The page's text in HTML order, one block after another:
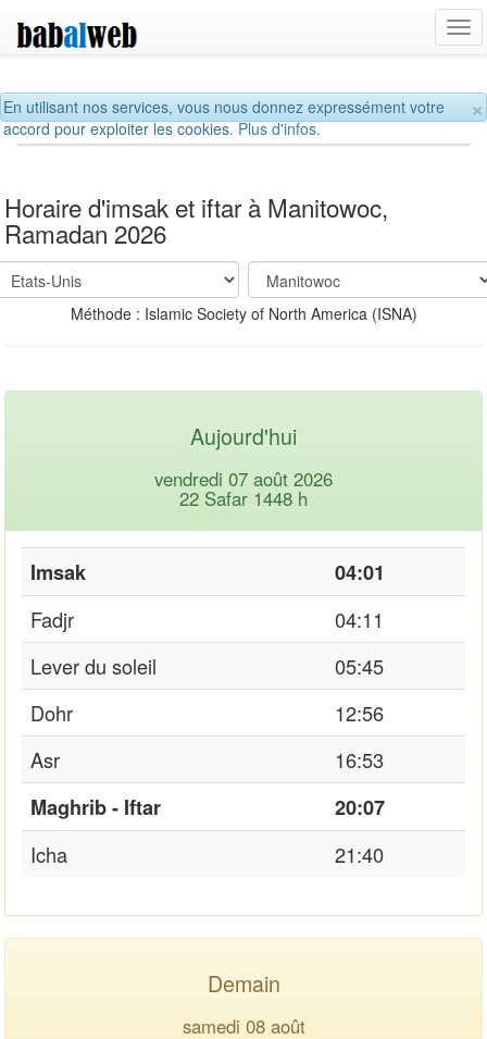
×
En utilisant nos services, vous nous donnez expressément votre
accord pour exploiter les cookies.Plus d'infos.
Horaire d'imsak et iftar à Manitowoc,
Ramadan 2026
Méthode : Islamic Society of North America (ISNA)
Aujourd'hui
vendredi 07 août 2026
22 Safar 1448 h
Imsak
04:01
Fadjr
04:11
Lever du soleil
05:45
Dohr
12:56
Asr
16:53
Maghrib - Iftar
20:07
Icha
21:40
Demain
samedi 08 août